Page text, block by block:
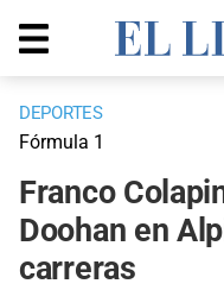
DEPORTES
Fórmula 1
Franco
Doohan en
carreras